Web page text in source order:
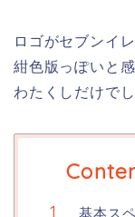
ロゴがセブンイ
紺色版っぽいと
わたくしだけでし
基本ス